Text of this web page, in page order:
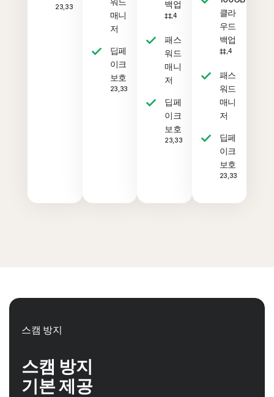
23,33
매니
저
딥페
이크
보호
23,33
백업
‡‡,4
패스
워드
매니
저
딥페
이크
보호
23,33
클라
우드
백업
‡‡,4
패스
워드
매니
저
딥페
이크
보호
23,33
스캠 방지
스캠 방지
기본 제공